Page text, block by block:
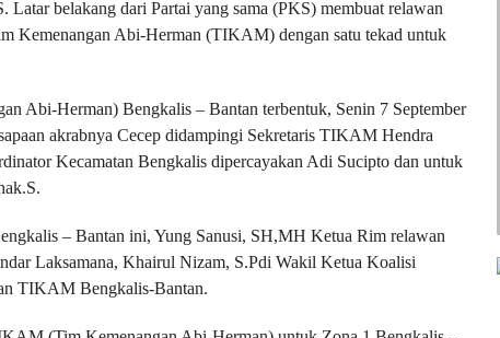
belakang dari Partai yang sama (PKS) membuat relawan
Kemenangan Abi-Herman (TIKAM) dengan satu tekad untuk
Abi-Herman) Bengkalis – Bantan terbentuk, Senin 7 September
akrabnya Cecep didampingi Sekretaris TIKAM Hendra
Kecamatan Bengkalis dipercayakan Adi Sucipto dan untuk
– Bantan ini, Yung Sanusi, SH,MH Ketua Rim relawan
Laksamana, Khairul Nizam, S.Pdi Wakil Ketua Koalisi
TIKAM Bengkalis-Bantan.